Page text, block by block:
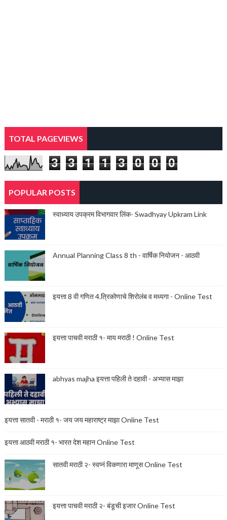
TOTAL PAGEVIEWS
3 3 1 1 3 0 0 0
POPULAR POSTS
स्वाध्याय उपक्रम विभागवार लिंक- Swadhyay Upkram Link
Annual Planning Class 8 th - वार्षिक नियोजन - आठवी
इयत्ता 8 वी गणित 4.त्रिकोणाचे शिरोलंब व मध्यगा - Online Test
इयत्ता पाचवी मराठी १- माय मराठी ! Online Test
abhyas majha इयत्ता पहिली ते दहावी - अभ्यास माझा
इयत्ता सातवी - मराठी १- जय जय महाराष्ट्र माझा Online Test
इयत्ता आठवी मराठी १- भारत देश महान Online Test
सातवी मराठी २- स्वप्नं विकणारा माणूस Online Test
इयत्ता पाचवी मराठी २- बंडूची इजार Online Test